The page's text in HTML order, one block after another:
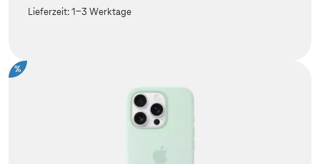
Lieferzeit:1-3 Werktage
%